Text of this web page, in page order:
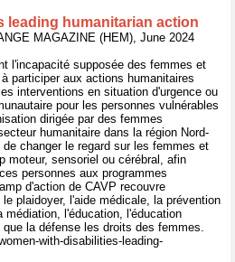
leading humanitarian action
MAGAZINE (HEM), June 2024
l'incapacité supposée des femmes et
participer aux actions humanitaires
interventions en situation d'urgence ou
pour les personnes vulnérables
dirigée par des femmes
humanitaire dans la région Nord-
changer le regard sur les femmes et
moteur, sensoriel ou cérébral, afin
personnes aux programmes
d'action de CAVP recouvre
plaidoyer, l'aide médicale, la prévention
l'éducation, l'éducation
la défense les droits des femmes.
with-disabilities-leading-